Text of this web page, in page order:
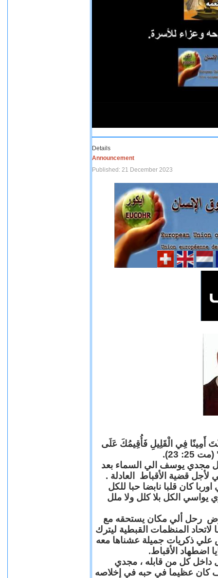
Details
Announcement
Published: 21 December 2023
أَمِينًا فِي الْقَلِيلِ فَأُقِيمُكَ عَلَى
23).
مجدي يوسف الي السماء بعد
قضية الأقباط العادلة .
كان قلبا نابضا حبا للكل
يواسي الكل بلا كلل ولا ملل
رحل ألي مكان يستحقه مع
المنظمات القبطية ليترك
علي ذكريات جميلة عشناها معه
اضطهاد الأقباط.
داخل كل من قابله ، مجدي
عظيما في حبه في إخلاصه